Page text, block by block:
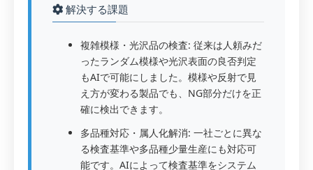
解決する課題
複雑模様・光沢品の検査: 従来は人頼みだ
ったランダム模様や光沢表面の良否判定
もAIで可能にしました。模様や反射で見
え方が変わる製品でも、NG部分だけを正
確に検出できます。
多品種対応・属人化解消: 一社ごとに異な
る検査基準や多品種少量生産にも対応可
能です。AIによって検査基準をシステム